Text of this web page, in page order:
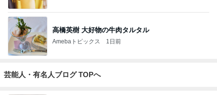
高橋英樹 大好物の牛肉タルタル
Amebaトピックス 1日前
芸能人・有名人ブログ TOPへ